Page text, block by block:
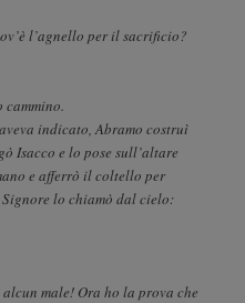
l’agnello per il sacrificio?
indicato, Abramo costruì
Isacco e lo pose sull’altare
e afferrò il coltello per
lo chiamò dal cielo:
male! Ora ho la prova che